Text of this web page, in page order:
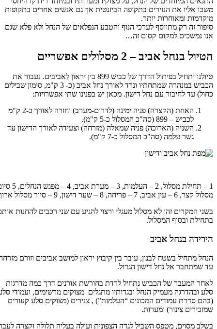
משכו אליו את הנזירים בתקופה הביזנטית אך גם אנשים אחרים בתקופות
מוקדמות ומאוחרות יותר.
סיפור זה רק מתווסף לערכי הנוף והטבע הנפלאים של הנחל ולא פלא שגם
אנו נמשכים למקום קסום זה…
הטיול בנחל אביב – 2 מסלולים אפשריים
טיולנו יתחיל בפיתול הדרך של כביש 899 בין יראון לאביבים. נעבור את
הכביש במנהרה שמתחתיו ונרד לאורך נחל אביב (כ- 3 ק"מ, סימון שבילים
כחול) עד לחיבור עם נחל דישון. מכאן יש בפנינו שתי אפשרויות:
האחת (הקצרה) פניה ימינה (לדרום-מערב) וחזרה לאורך כ-2 ק"מ
לכביש – 899 (סה"כ המסלול כ-5 ק"מ).
השניה (הארוכה) פניה שמאלה (מזרחה) וצעידה לאורך הדישון עד
גשר עלמה (סה"כ המסלול כ-7 ק"מ).
1 – תחילת מסלול, 2 – העלמות, 3 – מערת אביב, 4 – מפגש הנחלים, 5 סיום
מסלול קצר, 6 – עין אביב, 7 – פריחה, 8 – שער דישון, 9 – סיור מסלול ארוך
בשני המקרים זהו לא מסלול מעגלי ורצוי להגיע עם שני רכבים להחנות אותם
בתחילת ובסוף המסלול.
הירידה בנחל אביב
הנחל מתחיל בשטח לבנון, עובר בין קיבוץ יראון למושב אביבים וזורם מזרחה
עד שמתחבר אל נחל דישון הגדול.
לאחר המעבר של הכביש נתחיל לרדת בחורשת אורנים דרך כמה מדרגות
סלע ובהדרגה מעמיק הנחל ובגדותיו מתגלים מצוקים מרשימים, ועמודי סלע
(בהם סדרת עמודים המכונים “העלמות”) , צנירים (מצוקים סלע קעורים
שמזכירים צינור) ומערות.
בשלב מסוים, מטפס השביל לגדה הצפונית ועולה בעליה תלולה וקצרה לעבר